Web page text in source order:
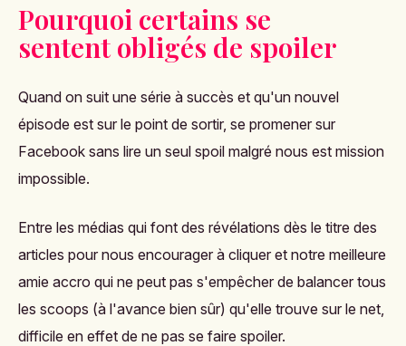
Pourquoi certains se
sentent obligés de spoiler
Quand on suit une série à succès et qu'un nouvel
épisode est sur le point de sortir, se promener sur
Facebook sans lire un seul spoil malgré nous est mission
impossible.
Entre les médias qui font des révélations dès le titre des
articles pour nous encourager à cliquer et notre meilleure
amie accro qui ne peut pas s'empêcher de balancer tous
les scoops (à l'avance bien sûr) qu'elle trouve sur le net,
difficile en effet de ne pas se faire spoiler.